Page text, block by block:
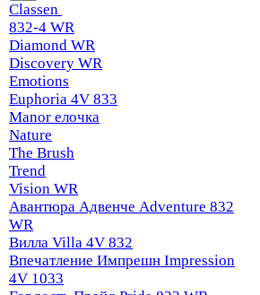
Classen
832-4 WR
Diamond WR
Discovery WR
Emotions
Euphoria 4V 833
Manor елочка
Nature
The Brush
Trend
Vision WR
Авантюра Адвенче Adventure 832
WR
Вилла Villa 4V 832
Впечатление Импрешн Impression
4V 1033